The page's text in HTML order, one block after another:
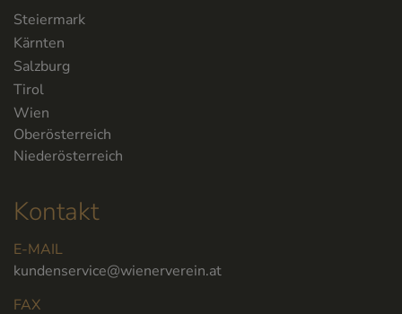
Kontakt
E-MAIL
kundenservice@wienerverein.at
FAX
Steiermark
Kärnten
Salzburg
Tirol
Wien
Oberösterreich
Niederösterreich